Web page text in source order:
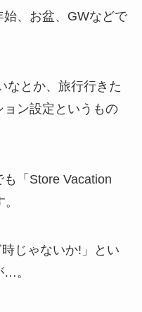
、お盆、GWなどで
なとか、旅行行きた
ン設定というもの
「Store Vacation
じゃないか!」とい
…。